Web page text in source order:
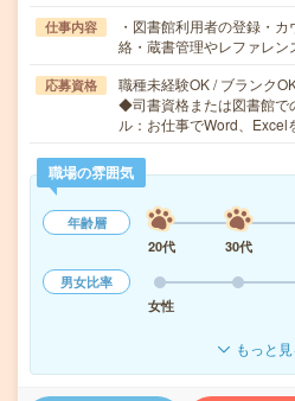
仕事内容
・図書館利用者の登録・
絡・蔵書管理やレファレ
応募資格
職種未経験OK / ブランク
◆司書資格または図書館
ル：お仕事でWord、
職場の雰囲気
年齢層
20代
30代
男女比率
女性
もっと